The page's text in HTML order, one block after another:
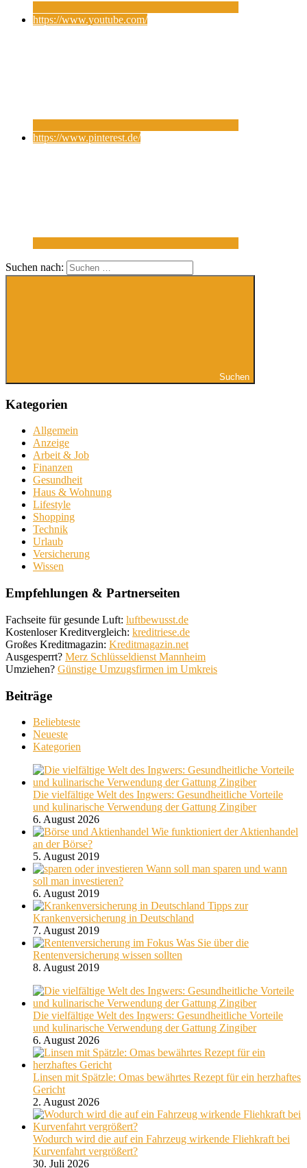
https://www.youtube.com/
https://www.pinterest.de/
Suchen nach:
Suchen
Kategorien
Allgemein
Anzeige
Arbeit & Job
Finanzen
Gesundheit
Haus & Wohnung
Lifestyle
Shopping
Technik
Urlaub
Versicherung
Wissen
Empfehlungen & Partnerseiten
Fachseite für gesunde Luft: luftbewusst.de
Kostenloser Kreditvergleich: kreditriese.de
Großes Kreditmagazin: Kreditmagazin.net
Ausgesperrt? Merz Schlüsseldienst Mannheim
Umziehen? Günstige Umzugsfirmen im Umkreis
Beiträge
Beliebteste
Neueste
Kategorien
Die vielfältige Welt des Ingwers: Gesundheitliche Vorteile
und kulinarische Verwendung der Gattung Zingiber
6. August 2026
Wie funktioniert der Aktienhandel
an der Börse?
5. August 2019
Wann soll man sparen und wann
soll man investieren?
6. August 2019
Tipps zur
Krankenversicherung in Deutschland
7. August 2019
Was Sie über die
Rentenversicherung wissen sollten
8. August 2019
Die vielfältige Welt des Ingwers: Gesundheitliche Vorteile
und kulinarische Verwendung der Gattung Zingiber
6. August 2026
Linsen mit Spätzle: Omas bewährtes Rezept für ein herzhaftes
Gericht
2. August 2026
Wodurch wird die auf ein Fahrzeug wirkende Fliehkraft bei
Kurvenfahrt vergrößert?
30. Juli 2026